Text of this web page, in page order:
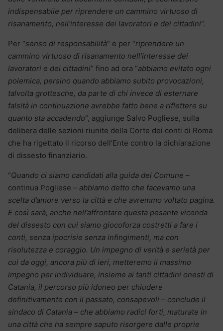
indispensabile per riprendere un cammino virtuoso di
risanamento, nell’interesse dei lavoratori e dei cittadini“.
Per “senso di responsabilità” e per “riprendere un
cammino virtuoso di risanamento nell’interesse dei
lavoratori e dei cittadini” fino ad ora “abbiamo evitato ogni
polemica, persino quando abbiamo subito provocazioni,
talvolta grottesche, da parte di chi invece di esternare
falsità in continuazione avrebbe fatto bene a riflettere su
quanto sta accadendo“, aggiunge Salvo Pogliese, sulla
delibera delle sezioni riunite della Corte dei conti di Roma
che ha rigettato il ricorso dell’Ente contro la dichiarazione
di dissesto finanziario.
“Quando ci siamo candidati alla guida del Comune –
continua Pogliese – abbiamo detto che facevamo una
scelta d’amore verso la città e che avremmo voltato pagina.
E così sarà, anche nell’affrontare questa pesante vicenda
del dissesto con cui siamo giocoforza costretti a fare i
conti, senza ipocrisie senza infingimenti, ma con
risolutezza e coraggio. Un impegno di verità e serietà per
cui da oggi, ancora più di ieri, metteremo il massimo
impegno per individuare, insieme ai tanti cittadini onesti di
Catania, il percorso più idoneo per chiudere
definitivamente con il passato, consapevoli – conclude il
sindaco di Catania – che abbiamo radici forti, maturate in
una città che ha sempre saputo risorgere dalle proprie